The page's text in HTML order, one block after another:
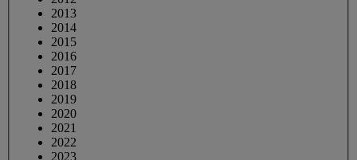
2013
2014
2015
2016
2017
2018
2019
2020
2021
2022
2023